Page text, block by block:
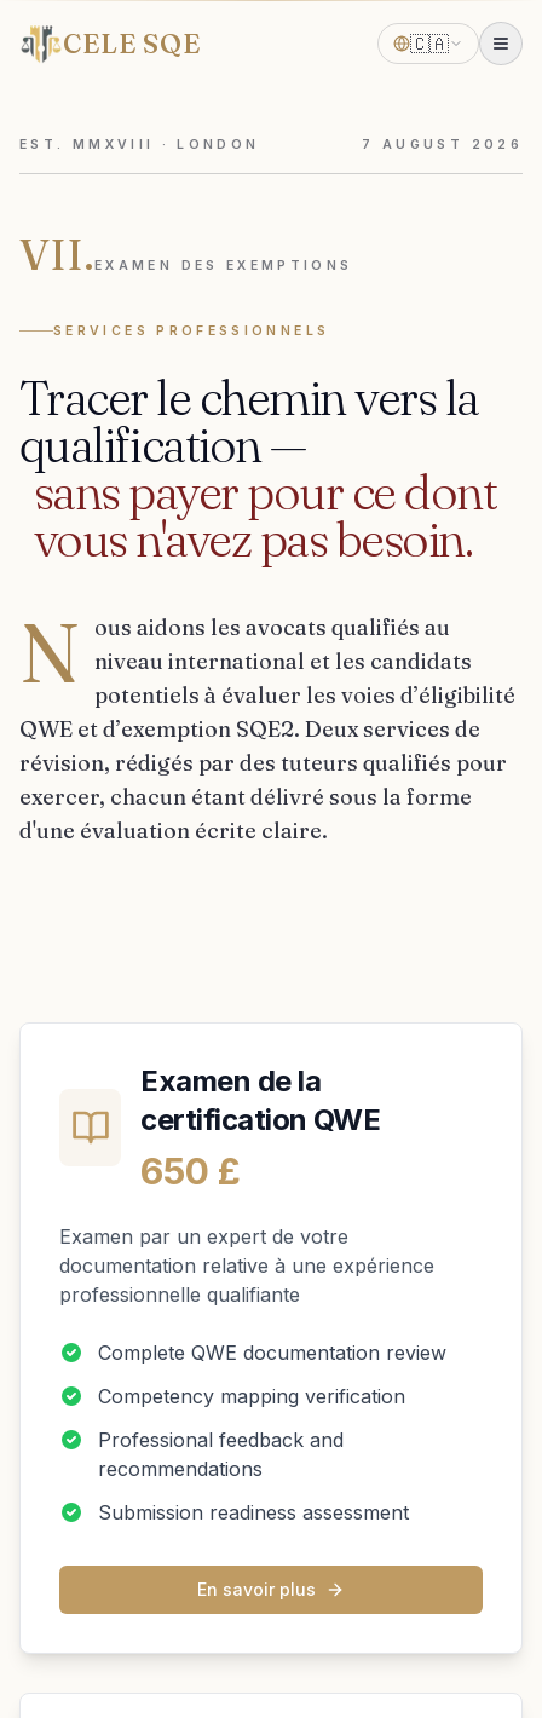
CELE SQE 🇨🇦
EST. MMXVIII · LONDON 7 AUGUST 2026
VII.EXAMEN DES EXEMPTIONS
SERVICES PROFESSIONNELS
Tracerlecheminversla
qualification—
sanspayerpourcedont
vousn'avezpasbesoin.
N
ous aidons les avocats qualifiés au
niveau international et les candidats
potentiels à évaluer les voies d’éligibilité
QWE et d’exemption SQE2. Deux services de
révision, rédigés par des tuteurs qualifiés pour
exercer, chacun étant délivré sous la forme
d'une évaluation écrite claire.
Examen de la
certification QWE
650 £
Examen par un expert de votre
documentation relative à une expérience
professionnelle qualifiante
Complete QWE documentation review
Competency mapping verification
Professional feedback and
recommendations
Submission readiness assessment
En savoir plus